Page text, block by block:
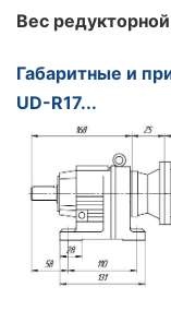
Вес
Габаритные и
UD-R17...